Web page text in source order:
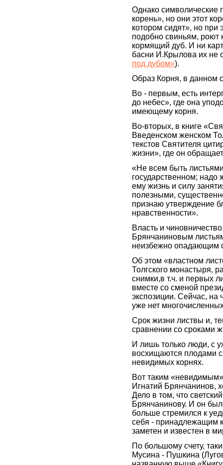
Однако символические
корень», но они этот
котором сидят», но при
подобно свиньям, роют
кормящий дуб. И ни
басни И.Крылова их не
под дубом»).
Образ Корня, в данном
Во - первым, есть
до небес», где она
имеющему корня.
Во-вторых, в книге
Введенском женском
текстов Святителя
жизни», где он
«Не всем быть
государственном; надо
ему жизнь и силу
полезными,
признаю утверждение
нравственности».
Власть и
Брянчаниновым
неизбежно опадающим
Об этом «властном
Толгского монастыря,
снимки,в т.ч. и первых
вместе со сменой
экспозиции. Сейчас,
уже нет
Срок жизни листвы и,
сравнении со сроками
И лишь только люди, с
восхищаются плодами
невидимых корнях.
Вот таким
Игнатий Брянчанинов,
Дело в том, что
Брянчанинову. И он был
больше стремился к
себя - принадлежащим
заметен и известен в
По большому счету,
Мусина - Пушкина